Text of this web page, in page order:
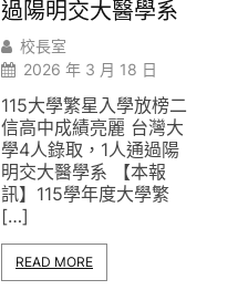
過陽明交大醫學系
校長室
2026 年 3 月 18 日
115大學繁星入學放榜二
信高中成績亮麗 台灣大
學4人錄取，1人通過陽
明交大醫學系 【本報
訊】115學年度大學繁
[…]
READ MORE